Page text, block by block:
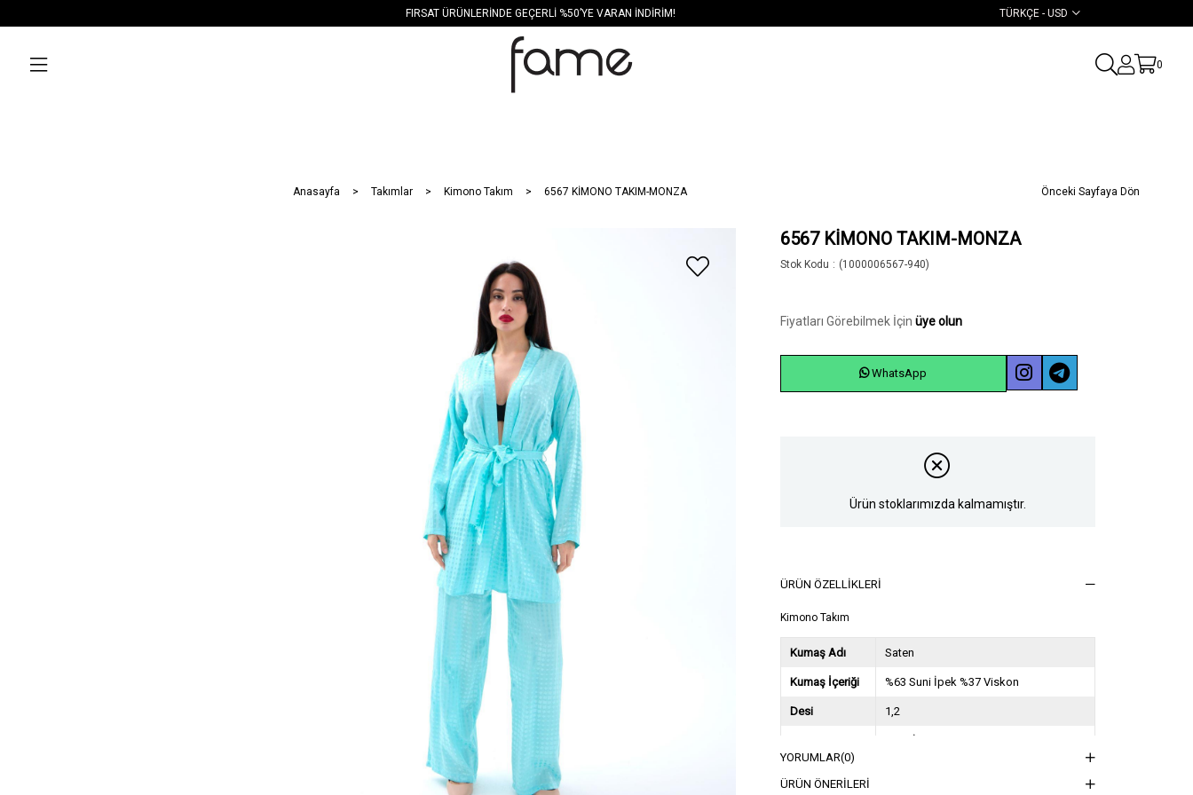
FIRSAT ÜRÜNLERİNDE GEÇERLİ %50’YE VARAN İNDİRİM! TÜRKÇE - USD
0
Anasayfa Takımlar Kimono Takım 6567 KİMONO TAKIM-MONZA Önceki Sayfaya Dön
6567 KİMONO TAKIM-MONZA
Stok Kodu (1000006567-940)
Fiyatları Görebilmek İçin üye olun
WhatsApp
Ürün stoklarımızda kalmamıştır.
ÜRÜN ÖZELLIKLERI
Kimono Takım
Kumaş Adı Saten
Kumaş İçeriği %63 Suni İpek %37 Viskon
Desi 1,2
2023 İlkbahar Yaz
YORUMLAR(0)
ÜRÜN ÖNERILERI